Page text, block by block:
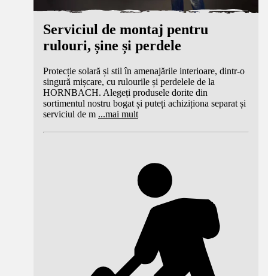
Serviciul de montaj pentru
rulouri, șine și perdele
Protecție solară și stil în amenajările interioare, dintr-o
singură mișcare, cu rulourile și perdelele de la
HORNBACH. Alegeți produsele dorite din
sortimentul nostru bogat și puteți achiziționa separat și
serviciul de m ...mai mult